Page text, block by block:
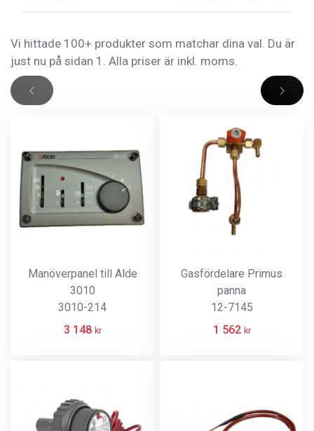
Vi hittade 100+ produkter som matchar dina val. Du är
just nu på sidan 1. Alla priser är inkl. moms.
Manöverpanel till Alde
3010
3010-214
3 148 kr
Gasfördelare Primus
panna
12-7145
1 562 kr